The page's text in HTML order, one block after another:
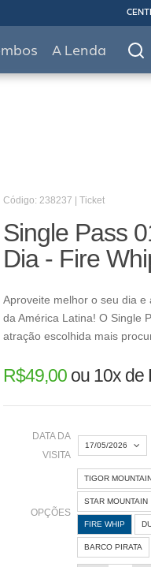
A Lenda
Código: 238237 | Ticket
Single Pass
Dia - Fire
Aproveite melhor o seu dia
da América Latina! O Single
atração escolhida mais
R$49,00ou 10x de
DATA DA
VISITA
17/05/2026
«
D S
OPÇÕES
TIGOR
STAR MOUNTAIN
FIRE WHIP
BARCO PIRATA